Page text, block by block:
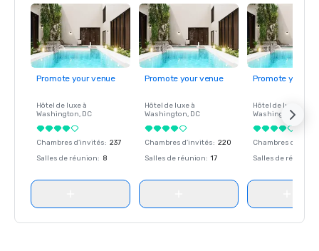
Promote your venue
Hôtel de luxe à
Washington, DC
Chambres d'invités: 237
Salles de réunion: 8
Promote your venue
Hôtel de luxe à
Washington, DC
Chambres d'invités: 220
Salles de réunion: 17
Promote your
Hôtel de luxe à
Washington
Chambres
Salles de réunion